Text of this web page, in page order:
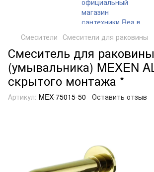
Смесители Смесители для раковины
Смеситель для раковины
(умывальника) MEXEN
скрытого монтажа *
Артикул: MEX-75015-50 Оставить отзыв